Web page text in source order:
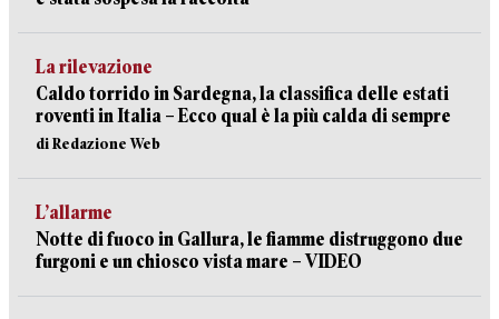
La rilevazione
Caldo torrido in Sardegna, la classifica delle estati
roventi in Italia – Ecco qual è la più calda di sempre
di Redazione Web
L’allarme
Notte di fuoco in Gallura, le fiamme distruggono due
furgoni e un chiosco vista mare – VIDEO